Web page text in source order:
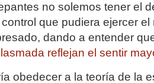
no solemos tener el
que pudiera ejercer
dando a entender
reflejan el sentir
obedecer a la teoría de la